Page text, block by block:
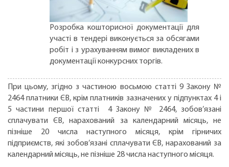
Розробка кошторисної документації для
участі в тендері виконується за обсягами
робіт і з урахуванням вимог викладених в
документації конкурсних торгів.
При цьому, згідно з частиною восьмою статті 9 Закону №
2464 платники ЄВ, крім платників зазначених у підпунктах 4 і
5 частини першої статті 4 Закону № 2464, зобов’язані
сплачувати ЄВ, нарахований за календарний місяць, не
пізніше 20 числа наступного місяця, крім гірничих
підприємств, які зобов’язані сплачувати ЄВ, нарахований за
календарний місяць, не пізніше 28 числа наступного місяця.